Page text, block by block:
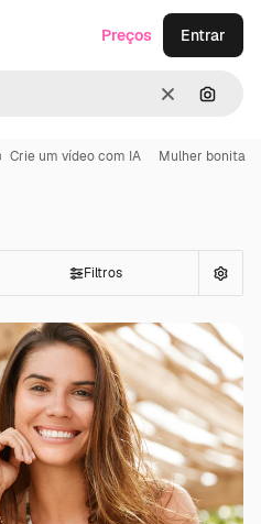
Limpar
Preços Entrar
Crie um vídeo com IA Mulher bonita
Filtros